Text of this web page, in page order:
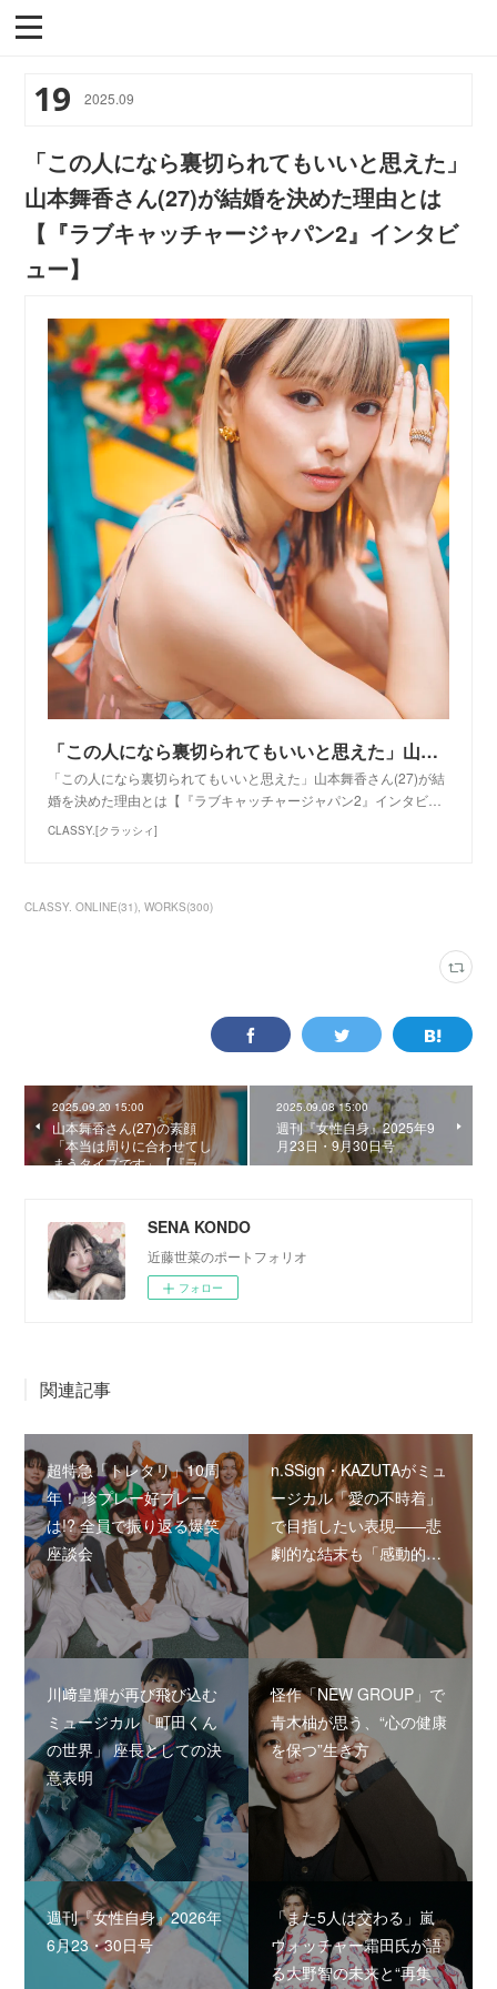
19 2025.09
「この人になら裏切られてもいいと思えた」
山本舞香さん(27)が結婚を決めた理由とは
【『ラブキャッチャージャパン2』インタビ
ュー】
「この人になら裏切られてもいいと思えた」山本舞香さん(27)が結婚を決めた理由とは【『ラブキャッチャージャパン2』インタビュー】 | CLASSY.[クラッシィ]
「この人になら裏切られてもいいと思えた」山本舞香さん(27)が結
婚を決めた理由とは【『ラブキャッチャージャパン2』インタビ…
CLASSY.[クラッシィ]
CLASSY. ONLINE(31) WORKS(300)
2025.09.20 15:00
山本舞香さん(27)の素顔
「本当は周りに合わせてし
まうタイプです」【『ラ…
2025.09.08 15:00
週刊『女性自身』2025年9
月23日・9月30日号
SENA KONDO
近藤世菜のポートフォリオ
フォロー
関連記事
超特急「トレタリ」10周
年！ 珍プレー好プレー
は!? 全員で振り返る爆笑
座談会
n.SSign・KAZUTAがミュ
ージカル「愛の不時着」
で目指したい表現――悲
劇的な結末も「感動的…
川﨑皇輝が再び飛び込む
ミュージカル「町田くん
の世界」 座長としての決
意表明
怪作「NEW GROUP」で
青木柚が思う、“心の健康
を保つ”生き方
週刊『女性自身』2026年
6月23・30日号
「また5人は交わる」嵐
ウォッチャー霜田氏が語
る大野智の未来と“再集